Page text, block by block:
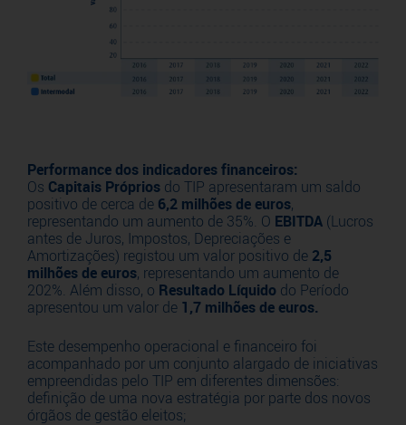
Performance dos indicadores financeiros:
Os Capitais Próprios do TIP apresentaram um saldo
positivo de cerca de 6,2 milhões de euros,
representando um aumento de 35%. O EBITDA (Lucros
antes de Juros, Impostos, Depreciações e
Amortizações) registou um valor positivo de 2,5
milhões de euros, representando um aumento de
202%. Além disso, o Resultado Líquido do Período
apresentou um valor de 1,7 milhões de euros.
Este desempenho operacional e financeiro foi
acompanhado por um conjunto alargado de iniciativas
empreendidas pelo TIP em diferentes dimensões:
definição de uma nova estratégia por parte dos novos
órgãos de gestão eleitos;